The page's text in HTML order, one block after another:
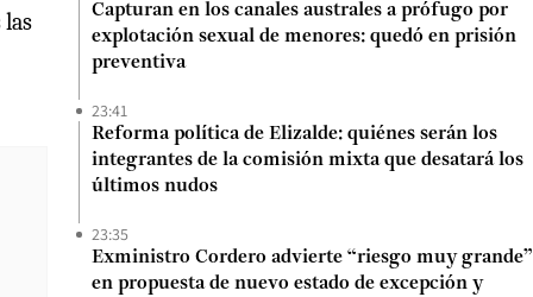
las
Capturan en los canales australes a prófugo por
explotación sexual de menores: quedó en prisión
preventiva
23:41
Reforma política de Elizalde: quiénes serán los
integrantes de la comisión mixta que desatará los
últimos nudos
23:35
Exministro Cordero advierte “riesgo muy grande”
en propuesta de nuevo estado de excepción y